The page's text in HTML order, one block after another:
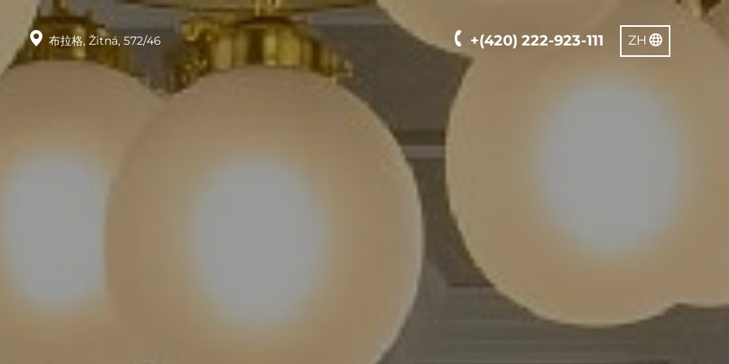
布拉格, Žitná, 572/46 +(420) 222-923-111 ZH